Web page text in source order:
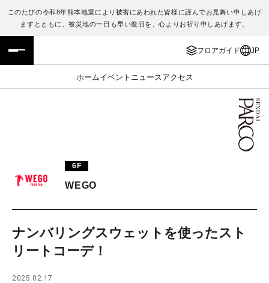
このたびの令和8年熊本地震により被害にあわれた皆様に謹んでお見舞い申しあげ
ますとともに、被災地の一日も早い復旧を、心よりお祈り申しあげます。
フロアガイド JP
ホームイベント ニュース アクセス
フロアガイド
施設案内・アクセス
TAX FREE
JP
ENGLISH
繁体字
日本語
6F
WEGO
ナンバリングスウェットを使ったスト
リートコーデ！
2025.02.17